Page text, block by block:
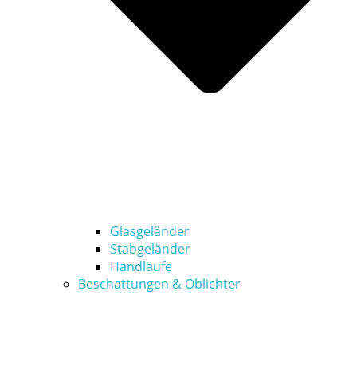
Glasgeländer
Stabgeländer
Handläufe
Beschattungen & Oblichter